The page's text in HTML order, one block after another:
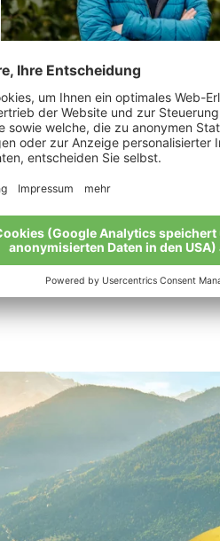
Götsch Annamaria
"Miteinander für eine Welt
Marienkäfer."
Meine Geschichte
Alle Bio-Bauern im